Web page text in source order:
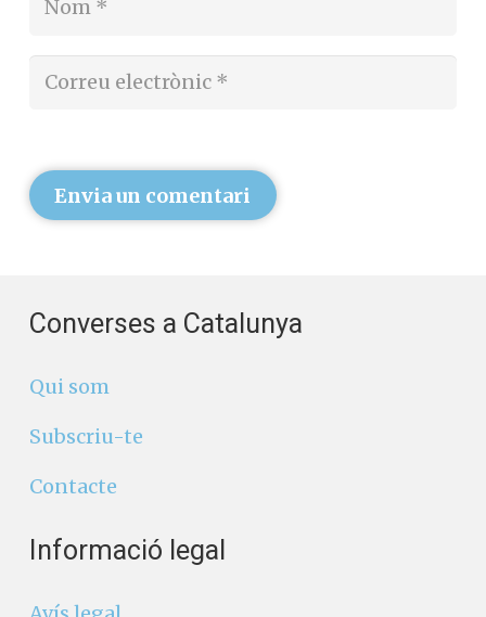
Envia un comentari
Converses a Catalunya
Qui som
Subscriu-te
Contacte
Informació legal